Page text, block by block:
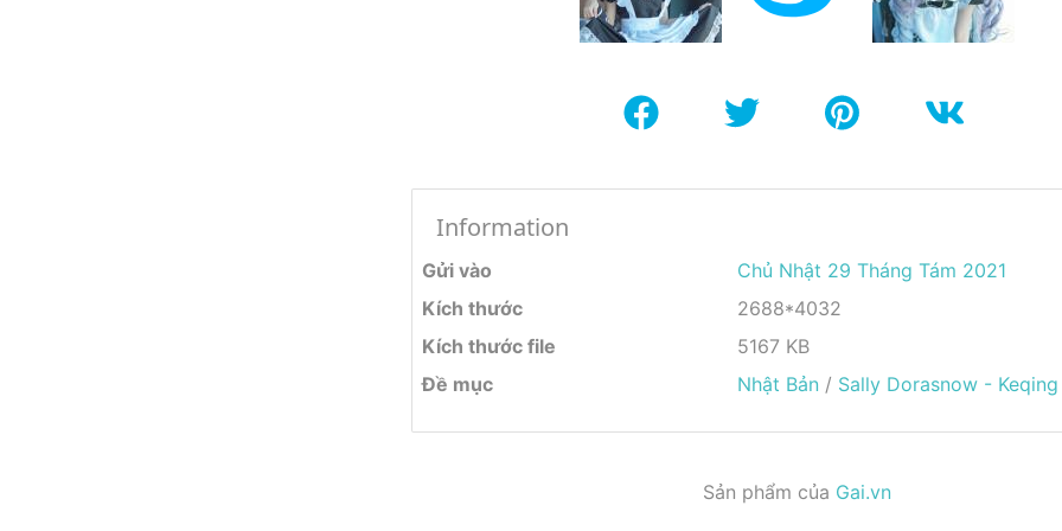
Information
Gửi vào
Chủ Nhật 29 Tháng Tám 2021
Kích thước
2688*4032
Kích thước file
5167 KB
Đề mục
Nhật Bản / Sally Dorasnow -
Sản phẩm của Gai.vn